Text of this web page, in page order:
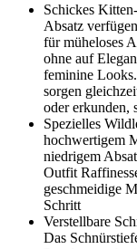
Schickes
Absatz
für müheloses
ohne auf
feminine
sorgen
oder erkunden,
Spezielles
hochwertigem
niedrigem
Outfit
geschmeidige
Schritt
Verstellbare
Das